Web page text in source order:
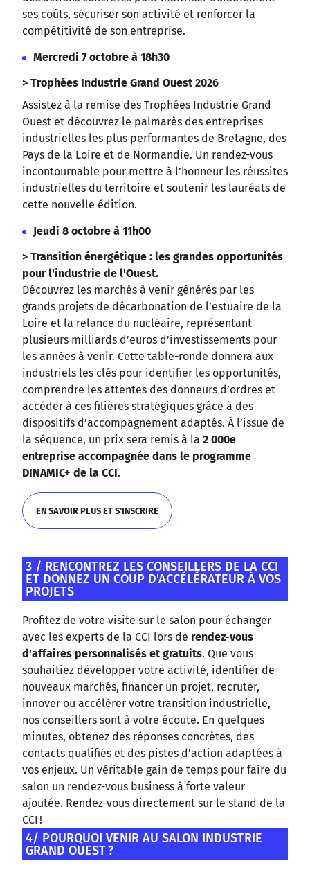
ses coûts, sécuriser son activité et renforcer la
compétitivité de son entreprise.
Mercredi 7 octobre à 18h30
> Trophées Industrie Grand Ouest 2026
Assistez à la remise des Trophées Industrie Grand
Ouest et découvrez le palmarès des entreprises
industrielles les plus performantes de Bretagne, des
Pays de la Loire et de Normandie. Un rendez-vous
incontournable pour mettre à l’honneur les réussites
industrielles du territoire et soutenir les lauréats de
cette nouvelle édition.
Jeudi 8 octobre à 11h00
> Transition énergétique : les grandes opportunités
pour l'industrie de l'Ouest.
Découvrez les marchés à venir générés par les
grands projets de décarbonation de l’estuaire de la
Loire et la relance du nucléaire, représentant
plusieurs milliards d’euros d’investissements pour
les années à venir. Cette table-ronde donnera aux
industriels les clés pour identifier les opportunités,
comprendre les attentes des donneurs d’ordres et
accéder à ces filières stratégiques grâce à des
dispositifs d’accompagnement adaptés. À l’issue de
la séquence, un prix sera remis à la 2 000e
entreprise accompagnée dans le programme
DINAMIC+ de la CCI.
EN SAVOIR PLUS ET S'INSCRIRE
3 / RENCONTREZ LES CONSEILLERS DE LA CCI
ET DONNEZ UN COUP D'ACCÉLÉRATEUR À VOS
PROJETS
Profitez de votre visite sur le salon pour échanger
avec les experts de la CCI lors de rendez-vous
d'affaires personnalisés et gratuits. Que vous
souhaitiez développer votre activité, identifier de
nouveaux marchés, financer un projet, recruter,
innover ou accélérer votre transition industrielle,
nos conseillers sont à votre écoute. En quelques
minutes, obtenez des réponses concrètes, des
contacts qualifiés et des pistes d'action adaptées à
vos enjeux. Un véritable gain de temps pour faire du
salon un rendez-vous business à forte valeur
ajoutée. Rendez-vous directement sur le stand de la
CCI !
4/ POURQUOI VENIR AU SALON INDUSTRIE
GRAND OUEST ?